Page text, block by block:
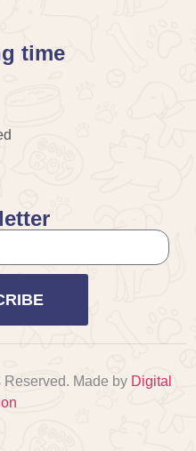
time
Made by Digital